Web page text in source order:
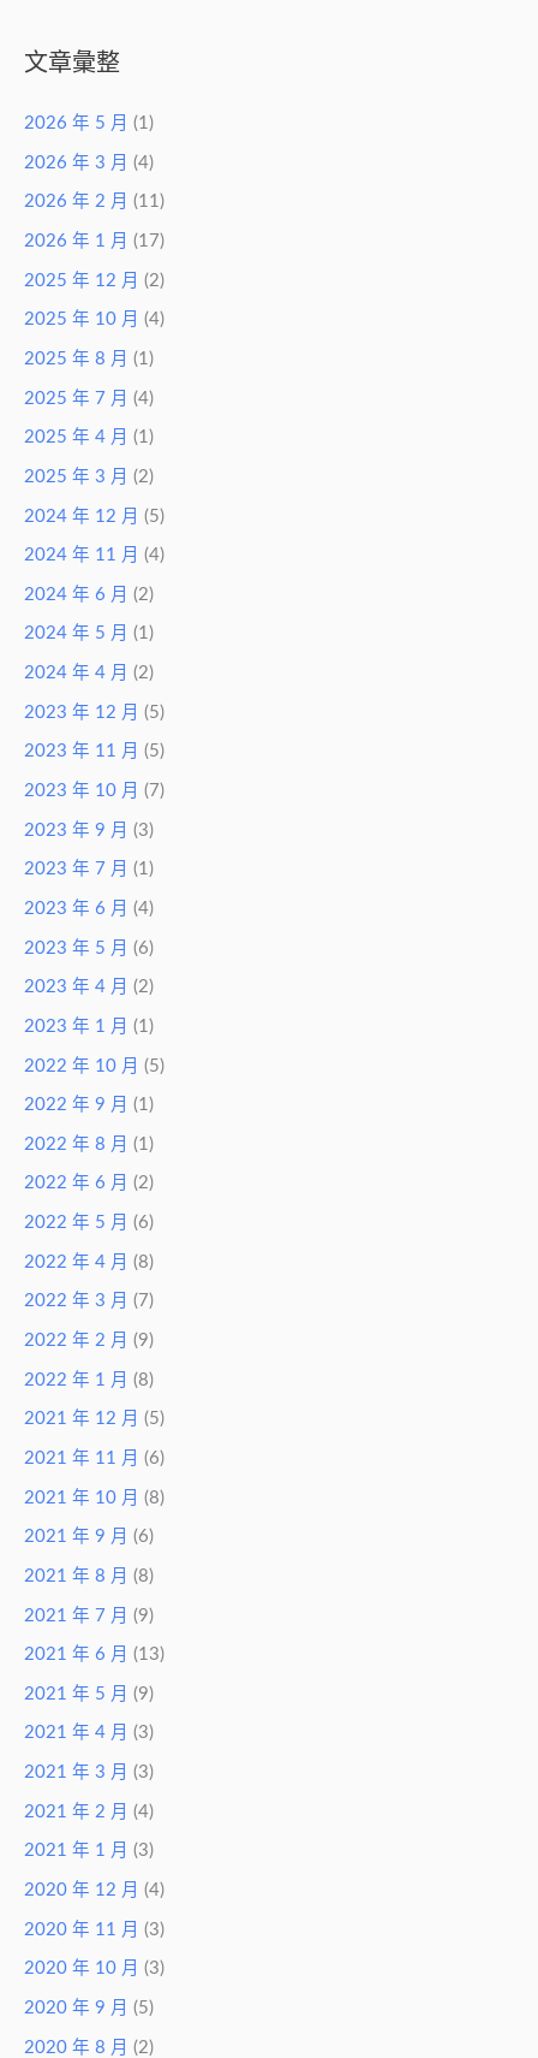
文章彙整
2026 年 5 月 (1)
2026 年 3 月 (4)
2026 年 2 月 (11)
2026 年 1 月 (17)
2025 年 12 月 (2)
2025 年 10 月 (4)
2025 年 8 月 (1)
2025 年 7 月 (4)
2025 年 4 月 (1)
2025 年 3 月 (2)
2024 年 12 月 (5)
2024 年 11 月 (4)
2024 年 6 月 (2)
2024 年 5 月 (1)
2024 年 4 月 (2)
2023 年 12 月 (5)
2023 年 11 月 (5)
2023 年 10 月 (7)
2023 年 9 月 (3)
2023 年 7 月 (1)
2023 年 6 月 (4)
2023 年 5 月 (6)
2023 年 4 月 (2)
2023 年 1 月 (1)
2022 年 10 月 (5)
2022 年 9 月 (1)
2022 年 8 月 (1)
2022 年 6 月 (2)
2022 年 5 月 (6)
2022 年 4 月 (8)
2022 年 3 月 (7)
2022 年 2 月 (9)
2022 年 1 月 (8)
2021 年 12 月 (5)
2021 年 11 月 (6)
2021 年 10 月 (8)
2021 年 9 月 (6)
2021 年 8 月 (8)
2021 年 7 月 (9)
2021 年 6 月 (13)
2021 年 5 月 (9)
2021 年 4 月 (3)
2021 年 3 月 (3)
2021 年 2 月 (4)
2021 年 1 月 (3)
2020 年 12 月 (4)
2020 年 11 月 (3)
2020 年 10 月 (3)
2020 年 9 月 (5)
2020 年 8 月 (2)